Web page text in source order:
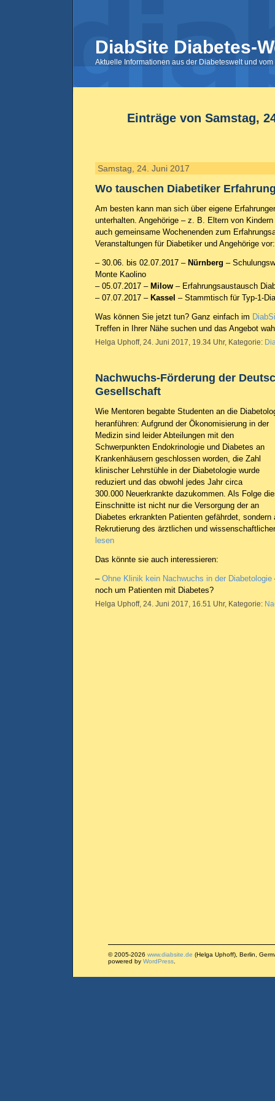
DiabSite Diabetes-
Aktuelle Informationen aus der Diabeteswelt und
Einträge von Samstag,
Samstag, 24. Juni 2017
Wo tauschen Diabetiker
Am besten kann man sich über eigene
unterhalten. Angehörige – z. B. Eltern von
auch gemeinsame Wochenenden zum
Veranstaltungen für Diabetiker und Angehörige
– 30.06. bis 02.07.2017 – Nürnberg –
Monte Kaolino
– 05.07.2017 – Milow – Erfahrungsaustausch
– 07.07.2017 – Kassel – Stammtisch für Typ-1-
Was können Sie jetzt tun? Ganz einfach im
Treffen in Ihrer Nähe suchen und das Angebot
Helga Uphoff, 24. Juni 2017, 19.34 Uhr, Kategorie:
Nachwuchs-Förderung der
Gesellschaft
Wie Mentoren begabte Studenten an die
heranführen: Aufgrund der Ökonomisierung in der
Medizin sind leider Abteilungen mit den
Schwerpunkten Endokrinologie und Diabetes an
Krankenhäusern geschlossen worden, die Zahl
klinischer Lehrstühle in der Diabetologie wurde
reduziert und das obwohl jedes Jahr circa
300.000 Neuerkrankte dazukommen. Als Folge
Einschnitte ist nicht nur die Versorgung der an
Diabetes erkrankten Patienten gefährdet, sondern
Rekrutierung des ärztlichen und
lesen
Das könnte sie auch interessieren:
– Ohne Klinik kein Nachwuchs in der Diabetologie
noch um Patienten mit Diabetes?
Helga Uphoff, 24. Juni 2017, 16.51 Uhr, Kategorie:
© 2005-2026 www.diabsite.de (Helga Uphoff), Berlin,
powered by WordPress.